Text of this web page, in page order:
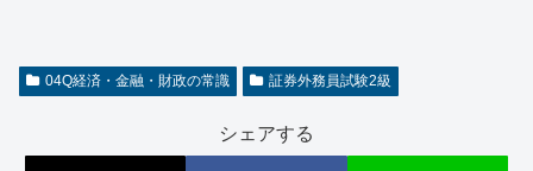
04Q経済・金融・財政の常識 証券外務員試験2級
シェアする